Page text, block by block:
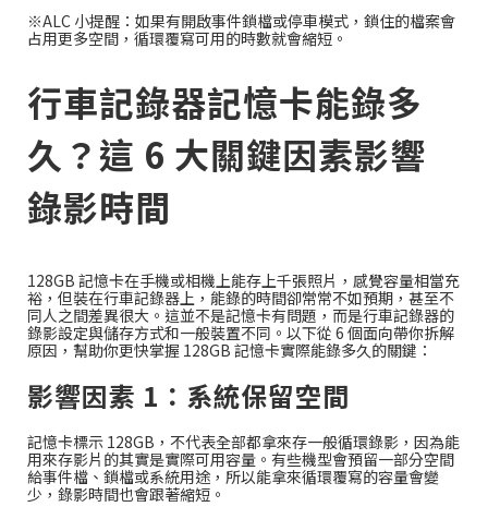
※ALC 小提醒：如果有開啟事件鎖檔或停車模式，鎖住的檔案會
占用更多空間，循環覆寫可用的時數就會縮短。
行車記錄器記憶卡能錄多
久？這 6 大關鍵因素影響
錄影時間
128GB 記憶卡在手機或相機上能存上千張照片，感覺容量相當充
裕，但裝在行車記錄器上，能錄的時間卻常常不如預期，甚至不
同人之間差異很大。這並不是記憶卡有問題，而是行車記錄器的
錄影設定與儲存方式和一般裝置不同。以下從 6 個面向帶你拆解
原因，幫助你更快掌握 128GB 記憶卡實際能錄多久的關鍵：
影響因素 1：系統保留空間
記憶卡標示 128GB，不代表全部都拿來存一般循環錄影，因為能
用來存影片的其實是實際可用容量。有些機型會預留一部分空間
給事件檔、鎖檔或系統用途，所以能拿來循環覆寫的容量會變
少，錄影時間也會跟著縮短。